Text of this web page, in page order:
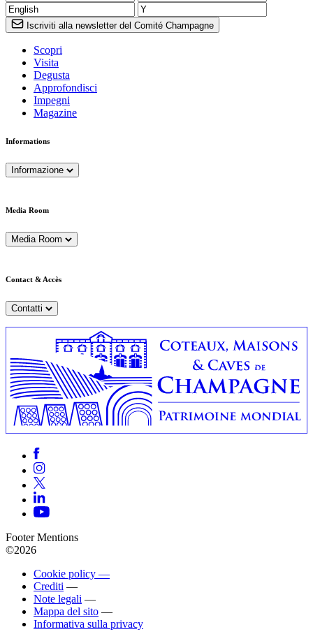
Iscriviti alla newsletter del Comité Champagne
Scopri
Visita
Degusta
Approfondisci
Impegni
Magazine
Informations
Informazione
Media Room
Media Room
Contact & Accès
Contatti
Footer Mentions
©2026
Cookie policy —
Crediti —
Note legali —
Mappa del sito —
Informativa sulla privacy